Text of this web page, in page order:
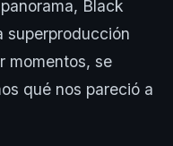
Black
superproducción
momentos, se
qué nos pareció a